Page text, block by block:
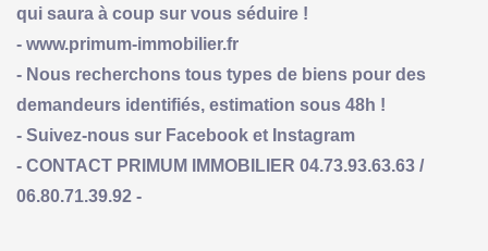
qui saura à coup sur vous séduire !
- www.primum-immobilier.fr
- Nous recherchons tous types de biens pour des
demandeurs identifiés, estimation sous 48h !
- Suivez-nous sur Facebook et Instagram
- CONTACT PRIMUM IMMOBILIER 04.73.93.63.63 /
06.80.71.39.92 -